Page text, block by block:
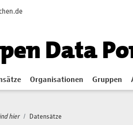
Data
Organisationen Gruppen
hier Datensätze